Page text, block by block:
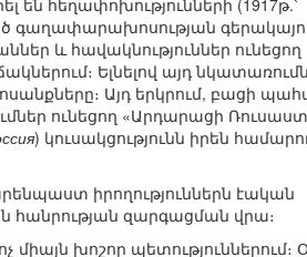
հեղափոխությունների (1917թ.՝
գաղափարախոսության
և հավակնություններ ունեցող
Ելնելով այդ
Այդ երկրում, բացի
ունեցող «Արդարացի
) կուսակցությունն իրեն
իրողություններն էական
հանրության զարգացման վրա։
խոշոր պետություններում։